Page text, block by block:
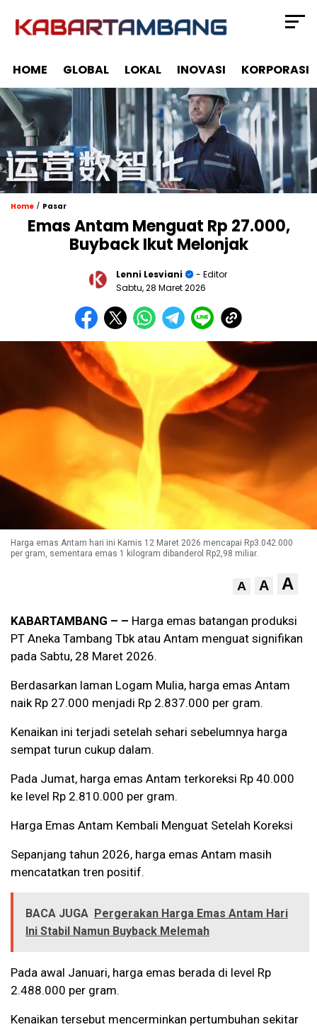
HOME GLOBAL LOKAL INOVASI KORPORASI
Home / Pasar
Emas Antam Menguat Rp 27.000,
Buyback Ikut Melonjak
Lenni Lesviani
- Editor
Sabtu, 28 Maret 2026
Harga emas Antam hari ini Kamis 12 Maret 2026 mencapai Rp3.042.000
per gram, sementara emas 1 kilogram dibanderol Rp2,98 miliar.
A A A
KABARTAMBANG – – Harga emas batangan produksi
PT Aneka Tambang Tbk atau Antam menguat signifikan
pada Sabtu, 28 Maret 2026.
Berdasarkan laman Logam Mulia, harga emas Antam
naik Rp 27.000 menjadi Rp 2.837.000 per gram.
Kenaikan ini terjadi setelah sehari sebelumnya harga
sempat turun cukup dalam.
Pada Jumat, harga emas Antam terkoreksi Rp 40.000
ke level Rp 2.810.000 per gram.
Harga Emas Antam Kembali Menguat Setelah Koreksi
Sepanjang tahun 2026, harga emas Antam masih
mencatatkan tren positif.
BACA JUGA Pergerakan Harga Emas Antam Hari
Ini Stabil Namun Buyback Melemah
Pada awal Januari, harga emas berada di level Rp
2.488.000 per gram.
Kenaikan tersebut mencerminkan pertumbuhan sekitar